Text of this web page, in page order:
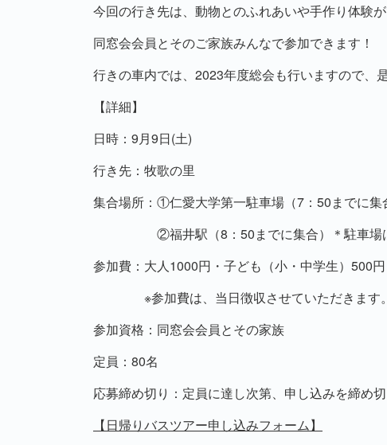
今回の行き先は、動物とのふれあいや手作り体験
同窓会会員とそのご家族みんなで参加できます！
行きの車内では、2023年度総会も行いますので、
【詳細】
日時：9月9日(土)
行き先：牧歌の里
集合場所：①仁愛大学第一駐車場（7：50までに集
②福井駅（8：50までに集合）＊駐車場は各
参加費：大人1000円・子ども（小・中学生）500
※参加費は、当日徴収させていただきます。
参加資格：同窓会会員とその家族
定員：80名
応募締め切り： 定員に達し次第、申し込みを締め切
【日帰りバスツアー申し込みフォーム】